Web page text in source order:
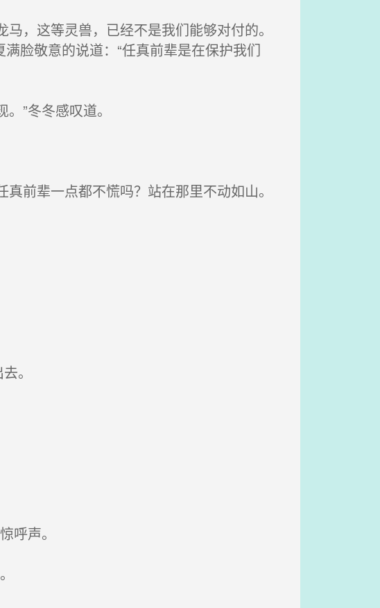
，这等灵兽，已经不是我们能够对付的。
脸敬意的说道：“任真前辈是在保护我们
”冬冬感叹道。
前辈一点都不慌吗？站在那里不动如山。
。
呼声。